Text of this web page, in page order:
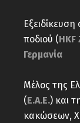
Εξειδίκευση
ποδιού (
Γερμανία
Μέλος της
(Ε.Α.Ε.) και
κακώσεων,